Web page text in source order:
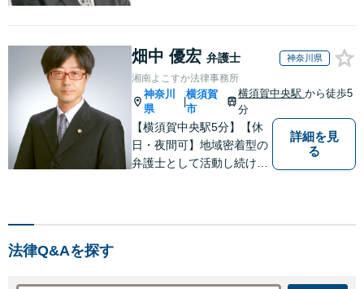
います。離婚・刑事事件・
相続など何でもご相談くだ
さい。
畑中 優宏 弁護士 神奈川県
湘南よこすか法律事務所
神奈川
県
横須賀
市
横須賀中央駅 から徒歩5
分
【横須賀中央駅5分】【休
日・夜間可】地域密着型の
弁護士として活動し続けて
詳細を見
る
法律Q&Aを探す